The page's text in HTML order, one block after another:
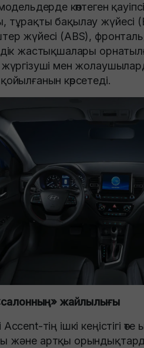
көптеген
тұрақты бақылау жүйесі
жүйесі (ABS),
жастықшалары
жүргізуші мен
көрсетеді.
жайлылығы
тің ішкі кеңістігі
және артқы